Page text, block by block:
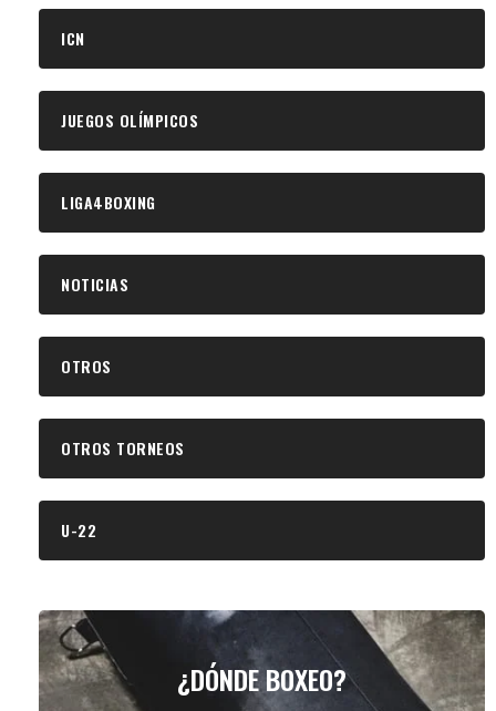
ICN
JUEGOS OLÍMPICOS
LIGA4BOXING
NOTICIAS
OTROS
OTROS TORNEOS
U-22
¿DÓNDE BOXEO?